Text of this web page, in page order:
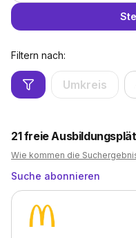
Filtern nach:
Umkreis
21freie
Wie kommen die
Suche abonnieren